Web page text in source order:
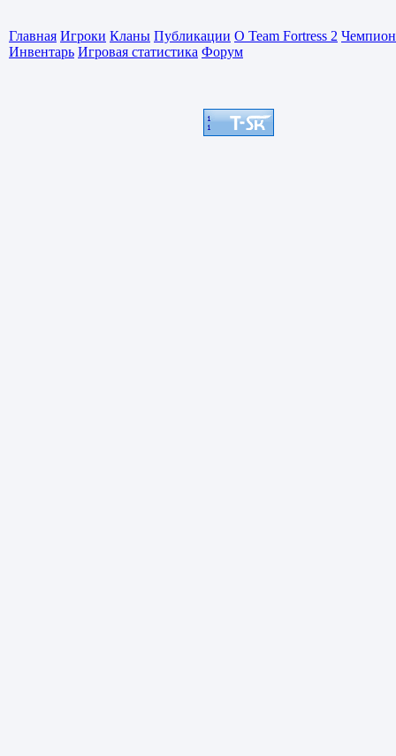
Главная Игроки Кланы Публикации О Team Fortress 2
Инвентарь Игровая статистика Форум